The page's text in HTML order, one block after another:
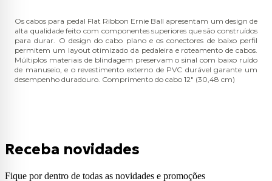
Os cabos para pedal Flat Ribbon Ernie Ball apresentam um design de
alta qualidade feito com componentes superiores que são construídos
para durar. O design do cabo plano e os conectores de baixo perfil
permitem um layout otimizado da pedaleira e roteamento de cabos.
Múltiplos materiais de blindagem preservam o sinal com baixo ruído
de manuseio, e o revestimento externo de PVC durável garante um
desempenho duradouro. Comprimento do cabo 12" (30,48 cm)
Receba novidades
Fique por dentro de todas as novidades e promoções